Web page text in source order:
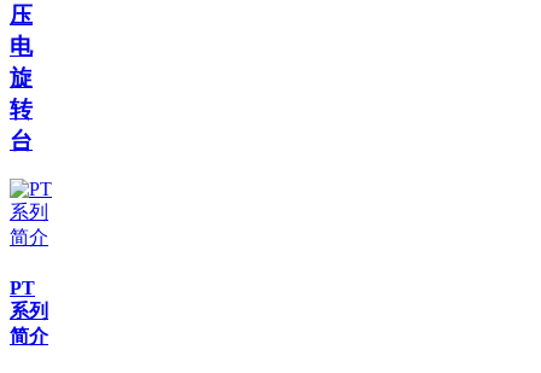
压
电
旋
转
台
PT
系列
简介